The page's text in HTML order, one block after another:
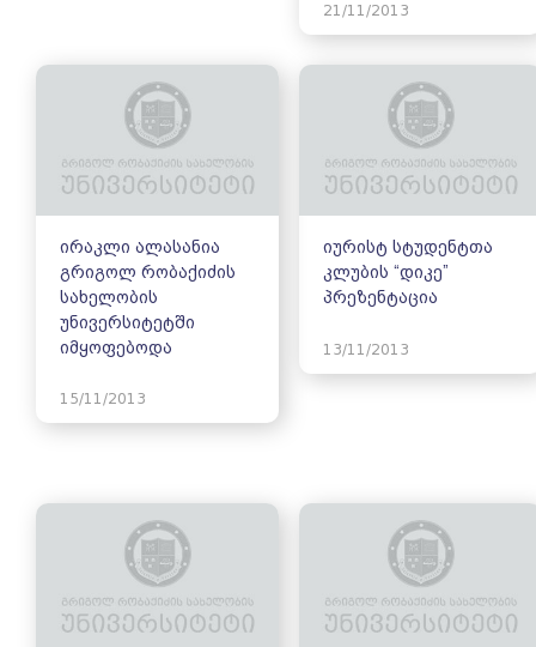
21/11/2013
ირაკლი ალასანია
გრიგოლ რობაქიძის
სახელობის
უნივერსიტეტში
იმყოფებოდა
15/11/2013
იურისტ სტუდენტთა
კლუბის “დიკე”
პრეზენტაცია
13/11/2013